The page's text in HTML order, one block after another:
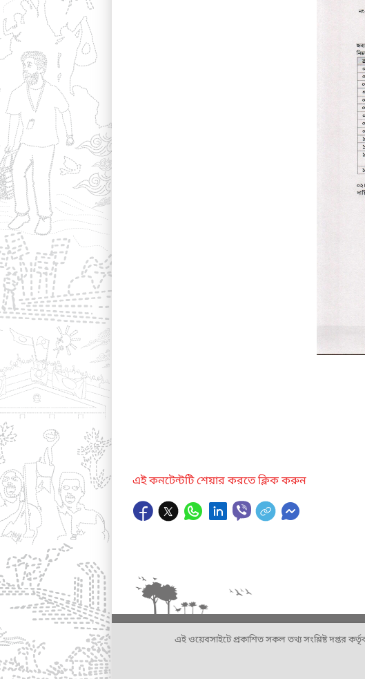
এই কনটেন্টটি শেয়ার করতে ক্লিক করুন
এই ওয়েবসাইটে প্রকাশিত সকল তথ্য সংশ্লিষ্ট দপ্তর